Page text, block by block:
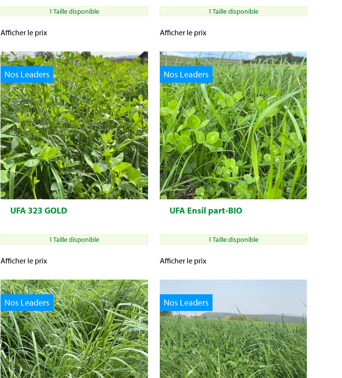
1 Taille disponible
Afficher le prix
1 Taille disponible
Afficher le prix
Nos Leaders
UFA 323 GOLD
1 Taille disponible
Afficher le prix
Nos Leaders
UFA Ensil part-BIO
1 Taille disponible
Afficher le prix
Nos Leaders Nos Leaders